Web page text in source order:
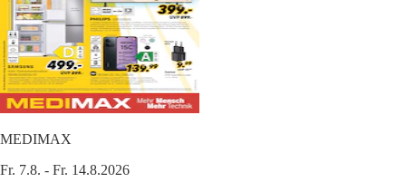
MEDIMAX
Fr. 7.8. - Fr. 14.8.2026